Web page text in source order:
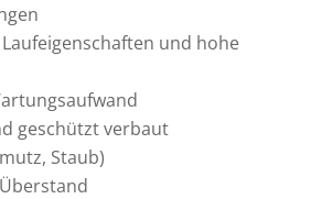
und hohe
geschützt verbaut
Staub)